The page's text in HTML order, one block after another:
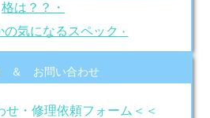
格は？？・
の気になるスペック ・
＆ お問い合わせ
せ・修理依頼フォーム＜＜